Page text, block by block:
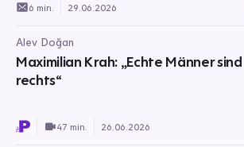
6 min. 29.06.2026
Alev Doğan
Maximilian Krah: „Echte Männer sind
rechts“
47 min. 26.06.2026